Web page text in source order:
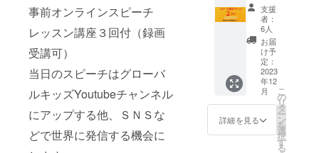
事前オンラインスピーチ
レッスン講座３回付（録画
受講可）
当日のスピーチはグローバ
ルキッズYoutubeチャンネル
にアップする他、ＳＮＳな
どで世界に発信する機会に
ングや
ほめ言
葉、英
語学習
法、な
どの著
書79
冊。
NHK教
育テレ
ビ「実
践ビジ
代表
オック
ス
フォー
ド大学
出版局
ORT多
読セミ
ナー講
師
TEDxO
shikaP
世界で
も一流
の活躍
ができ
る子ど
もを育
てる教
育メ
ソッド
で、多
くの家
庭から
人
Global
Kids'
Mom代
表理事
オギク
ボカ
フェ
English
校長
TEDx
定 ３回
目 12月
16日
(土)
17:00-
18:00予
定 ※オ
ンライ
グルー
プ講習
らス
ピー
カー２
名+保護
者2名の
観覧席
をご用
意して
いま
加者で
はない2
から3分
のス
ピーチ
ができ
ます。
●３名続
けてス
ピーチ
を行い
ます。
●３名本
～第5部
までご
観覧い
ただけ
ます。
●会場
（杉並
公会
堂 公
式サイ
ト）
www.su
SPEAK
UP！
EAK
UP！
「はじ
めての
英語発
表」観
覧席２
名分 ●
当日受
付にて
支援
者：
6人
お届
け予
定：
2023
年12
月
詳細を見る
こ
の
リ
タ
ー
ン
を
選
択
す
る